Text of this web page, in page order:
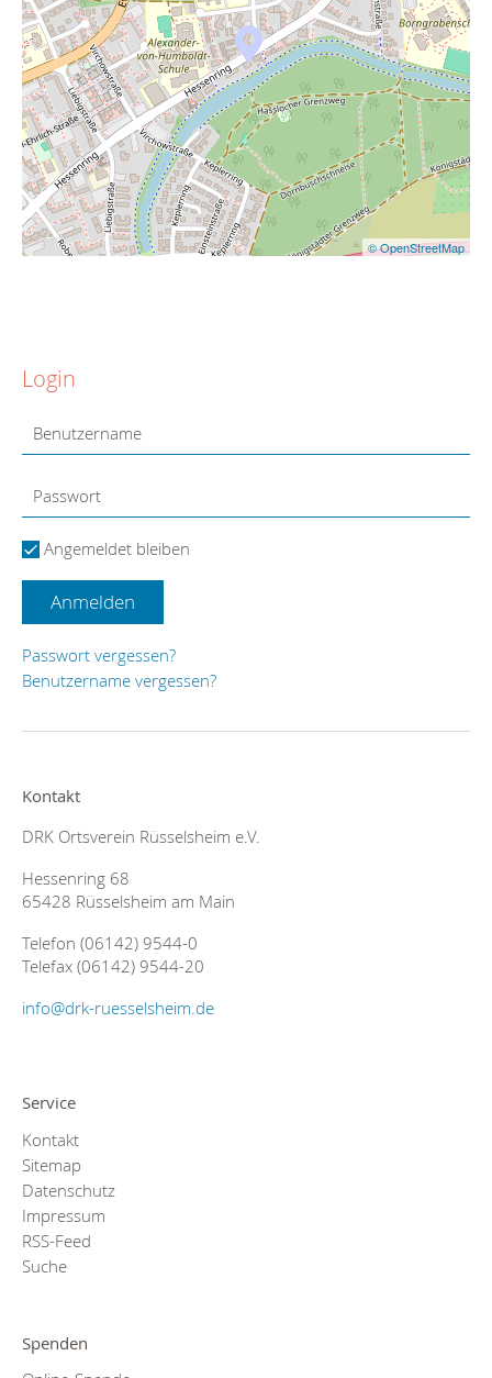
Login
Angemeldet bleiben
Anmelden
Passwort vergessen?
Benutzername vergessen?
© OpenStreetMap
Kontakt
DRK Ortsverein Rüsselsheim e.V.
Hessenring 68
65428 Rüsselsheim am Main
Telefon (06142) 9544-0
Telefax (06142) 9544-20
info@drk-ruesselsheim.de
Service
Kontakt
Sitemap
Datenschutz
Impressum
RSS-Feed
Suche
Spenden